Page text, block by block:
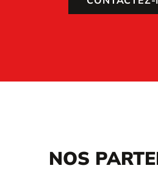
NOS